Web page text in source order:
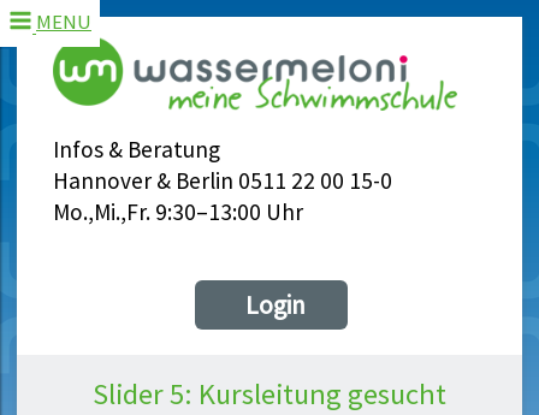
Infos & Beratung
Hannover & Berlin 0511 22 00 15-0
Mo.,Mi.,Fr. 9:30–13:00 Uhr
MENU
Login
Slider 5: Kursleitung gesucht